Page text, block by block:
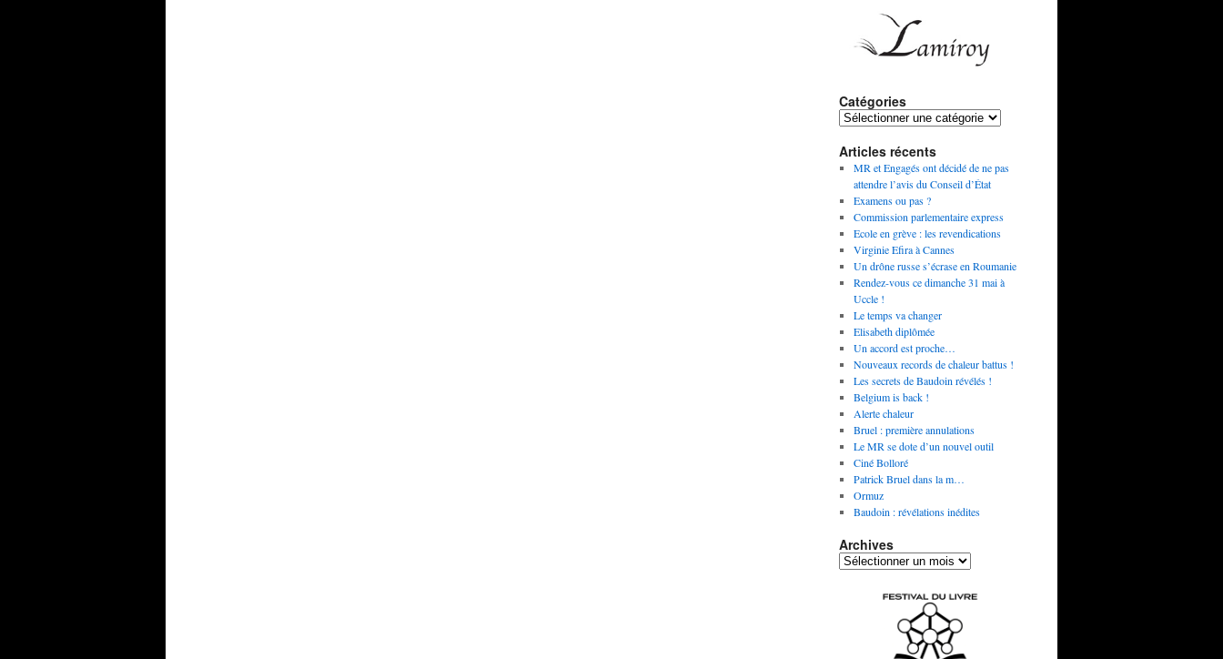
Catégories
Articles récents
MR et Engagés ont décidé de ne pas
attendre l’avis du Conseil d’État
Examens ou pas ?
Commission parlementaire express
Ecole en grève : les revendications
Virginie Efira à Cannes
Un drône russe s’écrase en Roumanie
Rendez-vous ce dimanche 31 mai à
Uccle !
Le temps va changer
Elisabeth diplômée
Un accord est proche…
Nouveaux records de chaleur battus !
Les secrets de Baudoin révélés !
Belgium is back !
Alerte chaleur
Bruel : première annulations
Le MR se dote d’un nouvel outil
Ciné Bolloré
Patrick Bruel dans la m…
Ormuz
Baudoin : révélations inédites
Archives